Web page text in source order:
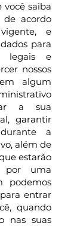
saiba
acordo
e
para
legais e
nossos
algum
a sua
garantir
a
além de
estarão
por uma
podemos
entrar
quando
nas suas